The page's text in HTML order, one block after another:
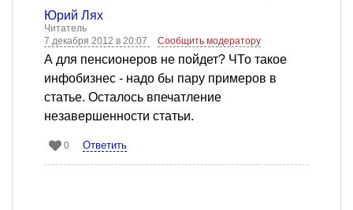
Юрий Лях
Читатель
7 декабря 2012 в 20:07
Сообщить модератору
А для пенсионеров не пойдет? ЧТо такое
инфобизнес - надо бы пару примеров в
статье. Осталось впечатление
незавершенности статьи.
0 Ответить